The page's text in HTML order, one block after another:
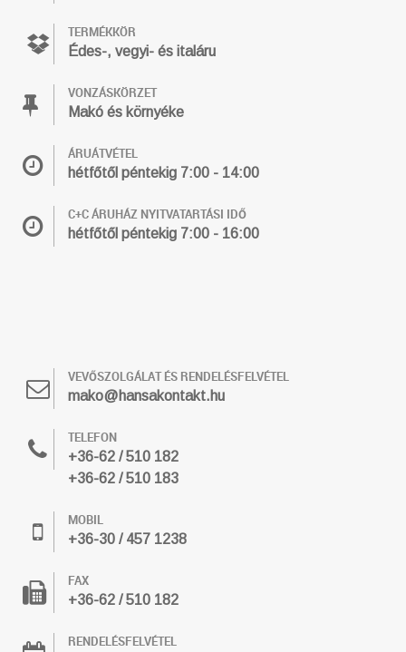
TERMÉKKÖR
Édes-, vegyi- és italáru
VONZÁSKÖRZET
Makó és környéke
ÁRUÁTVÉTEL
hétfőtől péntekig 7:00 - 14:00
C+C ÁRUHÁZ NYITVATARTÁSI IDŐ
hétfőtől péntekig 7:00 - 16:00
VEVŐSZOLGÁLAT ÉS RENDELÉSFELVÉTEL
mako@hansakontakt.hu
TELEFON
+36-62 / 510 182
+36-62 / 510 183
MOBIL
+36-30 / 457 1238
FAX
+36-62 / 510 182
RENDELÉSFELVÉTEL